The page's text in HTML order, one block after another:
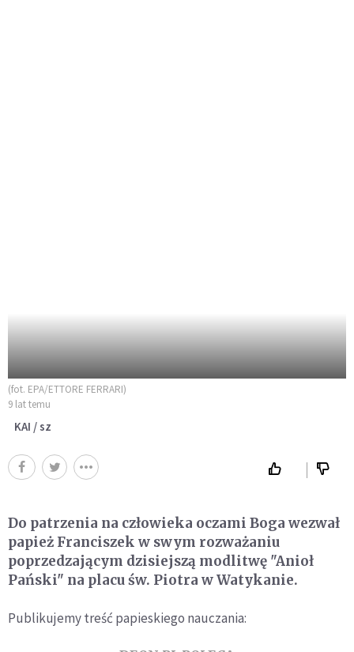
(fot. EPA/ETTORE FERRARI)
9 lat temu
KAI / sz
Do patrzenia na człowieka oczami Boga wezwał
papież Franciszek w swym rozważaniu
poprzedzającym dzisiejszą modlitwę "Anioł
Pański" na placu św. Piotra w Watykanie.
Publikujemy treść papieskiego nauczania: